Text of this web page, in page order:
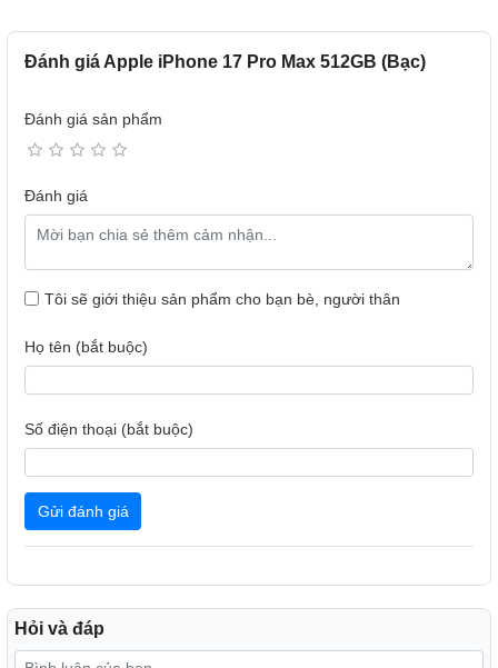
Đánh giá Apple iPhone 17 Pro Max 512GB (Bạc)
Đánh giá sản phẩm
Đánh giá
Tôi sẽ giới thiệu sản phẩm cho bạn bè, người thân
Họ tên (bắt buộc)
Số điện thoại (bắt buộc)
Gửi đánh giá
Hỏi và đáp